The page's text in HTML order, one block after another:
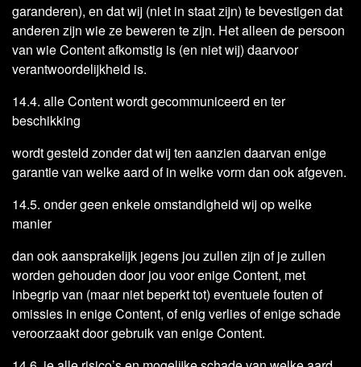
garanderen), en dat wij (niet in staat zijn) te bevestigen dat
anderen zijn wie ze beweren te zijn. Het alleen de persoon
van wie Content afkomstig is (en niet wij) daarvoor
verantwoordelijkheid is.
14.4. alle Content wordt gecommuniceerd en ter
beschikking
wordt gesteld zonder dat wij ten aanzien daarvan enige
garantie van welke aard of in welke vorm dan ook afgeven.
14.5. onder geen enkele omstandigheid wij op welke
manier
dan ook aansprakelijk jegens jou zullen zijn of je zullen
worden gehouden door jou voor enige Content, met
inbegrip van (maar niet beperkt tot) eventuele fouten of
omissies in enige Content, of enig verlies of enige schade
veroorzaakt door gebruik van enige Content.